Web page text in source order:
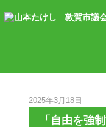
2025年3月18日
「自由を強